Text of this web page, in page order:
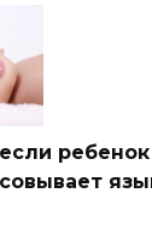
ребенок